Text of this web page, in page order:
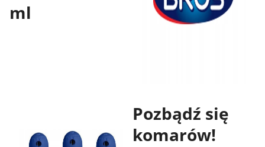
ml
Pozbądź się
komarów!